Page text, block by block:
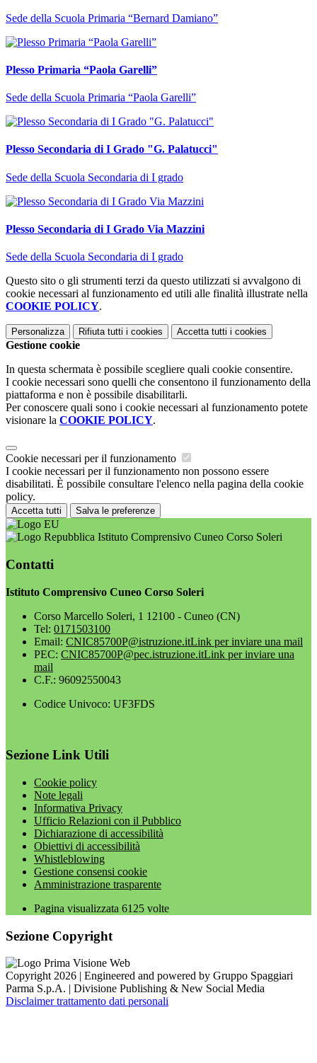
Sede della Scuola Primaria “Bernard Damiano”
Plesso Primaria “Paola Garelli”
Sede della Scuola Primaria “Paola Garelli”
Plesso Secondaria di I Grado "G. Palatucci"
Sede della Scuola Secondaria di I grado
Plesso Secondaria di I Grado Via Mazzini
Sede della Scuola Secondaria di I grado
Questo sito o gli strumenti terzi da questo utilizzati si avvalgono di
cookie necessari al funzionamento ed utili alle finalità illustrate nella
COOKIE POLICY.
Personalizza Rifiuta tutti i cookies Accetta tutti i cookies
Gestione cookie
In questa schermata è possibile scegliere quali cookie consentire.
I cookie necessari sono quelli che consentono il funzionamento della
piattaforma e non è possibile disabilitarli.
Per conoscere quali sono i cookie necessari al funzionamento potete
visionare la COOKIE POLICY.
Cookie necessari per il funzionamento
I cookie necessari per il funzionamento non possono essere
disabilitati. È possibile consultare l'elenco nella pagina della cookie
policy.
Accetta tutti Salva le preferenze
Istituto Comprensivo Cuneo Corso Soleri
Contatti
Istituto Comprensivo Cuneo Corso Soleri
Corso Marcello Soleri, 1 12100 - Cuneo (CN)
Tel: 0171503100
Email: CNIC85700P@istruzione.itLink per inviare una mail
PEC: CNIC85700P@pec.istruzione.itLink per inviare una
mail
C.F.: 96092550043
Codice Univoco: UF3FDS
Sezione Link Utili
Cookie policy
Note legali
Informativa Privacy
Ufficio Relazioni con il Pubblico
Dichiarazione di accessibilità
Obiettivi di accessibilità
Whistleblowing
Gestione consensi cookie
Amministrazione trasparente
Pagina visualizzata 6125 volte
Sezione Copyright
Copyright 2026 | Engineered and powered by Gruppo Spaggiari
Parma S.p.A. | Divisione Publishing & New Social Media
Disclaimer trattamento dati personali